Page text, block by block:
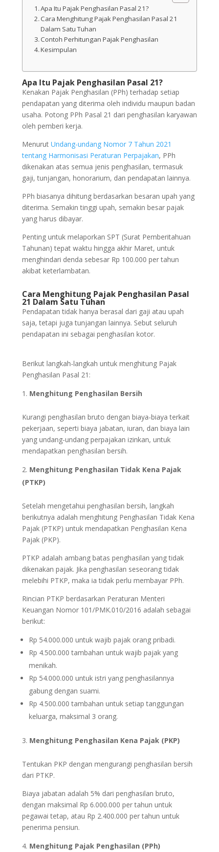
Apa Itu Pajak Penghasilan Pasal 21?
Cara Menghitung Pajak Penghasilan Pasal 21
Dalam Satu Tuhan
Contoh Perhitungan Pajak Penghasilan
Kesimpulan
Apa Itu Pajak Penghasilan Pasal 21?
Kenakan Pajak Penghasilan (PPh) terhadap setiap
pendapatan yang diterima oleh individu maupun badan
usaha. Potong PPh Pasal 21 dari penghasilan karyawan
oleh pemberi kerja.
Menurut Undang-undang Nomor 7 Tahun 2021
tentang Harmonisasi Peraturan Perpajakan, PPh
dikenakan atas semua jenis penghasilan, termasuk
gaji, tunjangan, honorarium, dan pendapatan lainnya.
PPh biasanya dihitung berdasarkan besaran upah yang
diterima. Semakin tinggi upah, semakin besar pajak
yang harus dibayar.
Penting untuk melaporkan SPT (Surat Pemberitahuan
Tahunan) tepat waktu hingga akhir Maret, untuk
menghindari denda sebesar Rp 100.000 per tahun
akibat keterlambatan.
Cara Menghitung Pajak Penghasilan Pasal
21 Dalam Satu Tuhan
Pendapatan tidak hanya berasal dari gaji atau upah
saja, tetapi juga tunjangan lainnya. Sebut seluruh
pendapatan ini sebagai penghasilan kotor.
Berikut langkah-langkah untuk menghitung Pajak
Penghasilan Pasal 21:
Menghitung Penghasilan Bersih
Kurangi penghasilan bruto dengan biaya-biaya terkait
pekerjaan, seperti biaya jabatan, iuran, dan biaya lain
yang undang-undang perpajakan izinkan, untuk
mendapatkan penghasilan bersih.
Menghitung Penghasilan Tidak Kena Pajak
(PTKP)
Setelah mengetahui penghasilan bersih, langkah
berikutnya adalah menghitung Penghasilan Tidak Kena
Pajak (PTKP) untuk mendapatkan Penghasilan Kena
Pajak (PKP).
PTKP adalah ambang batas penghasilan yang tidak
dikenakan pajak. Jika penghasilan seseorang tidak
melebihi PTKP, maka ia tidak perlu membayar PPh.
Rincian PTKP berdasarkan Peraturan Menteri
Keuangan Nomor 101/PMK.010/2016 adalah sebagai
berikut:
Rp 54.000.000 untuk wajib pajak orang pribadi.
Rp 4.500.000 tambahan untuk wajib pajak yang
menikah.
Rp 54.000.000 untuk istri yang penghasilannya
gabung dengan suami.
Rp 4.500.000 tambahan untuk setiap tanggungan
keluarga, maksimal 3 orang.
Menghitung Penghasilan Kena Pajak (PKP)
Tentukan PKP dengan mengurangi penghasilan bersih
dari PTKP.
Biaya jabatan adalah 5% dari penghasilan bruto,
dengan maksimal Rp 6.000.000 per tahun untuk
pegawai tetap, atau Rp 2.400.000 per tahun untuk
penerima pensiun.
Menghitung Pajak Penghasilan (PPh)